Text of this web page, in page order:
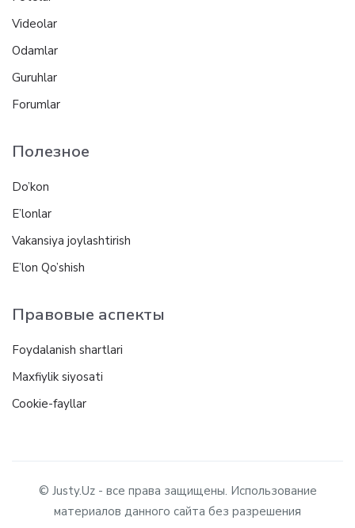
Videolar
Odamlar
Guruhlar
Forumlar
Полезное
Do’kon
E’lonlar
Vakansiya joylashtirish
E’lon Qo’shish
Правовые аспекты
Foydalanish shartlari
Maxfiylik siyosati
Cookie-fayllar
© Justy.Uz - все права защищены. Использование
материалов данного сайта без разрешения